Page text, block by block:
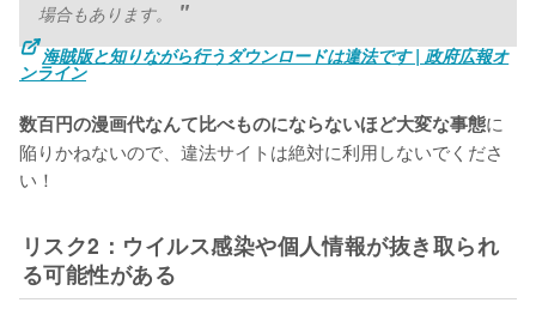
場合もあります。
海賊版と知りながら行うダウンロードは違法です | 政府広報オ
ンライン
数百円の漫画代なんて比べものにならないほど大変な事態に
陥りかねないので、違法サイトは絶対に利用しないでくださ
い！
リスク2：ウイルス感染や個人情報が抜き取られ
る可能性がある